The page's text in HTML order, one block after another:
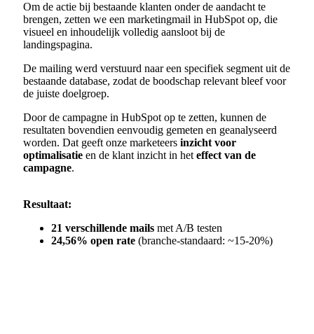
Om de actie bij bestaande klanten onder de aandacht te
brengen, zetten we een marketingmail in HubSpot op, die
visueel en inhoudelijk volledig aansloot bij de
landingspagina.
De mailing werd verstuurd naar een specifiek segment uit de
bestaande database, zodat de boodschap relevant bleef voor
de juiste doelgroep.
Door de campagne in HubSpot op te zetten, kunnen de
resultaten bovendien eenvoudig gemeten en geanalyseerd
worden. Dat geeft onze marketeers inzicht voor
optimalisatie en de klant inzicht in het effect van de
campagne.
Resultaat:
21 verschillende mails met A/B testen
24,56% open rate (branche-standaard: ~15-20%)